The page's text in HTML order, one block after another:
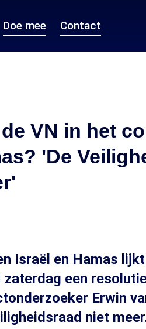
Doe mee Contact
VN in het
'De
Israël en Hamas
een
Erwin
niet